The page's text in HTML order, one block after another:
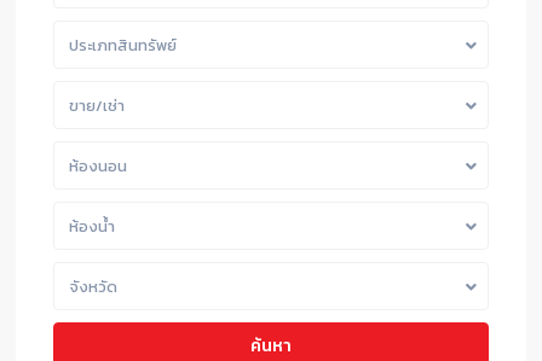
ประเภทสินทรัพย์
ขาย/เช่า
ห้องนอน
ห้องน้ำ
จังหวัด
ค้นหา